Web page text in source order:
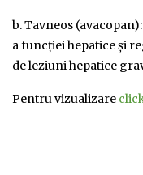
b. Tavneos
a funcției hepatice și
de leziuni hepatice
Pentru vizualizare